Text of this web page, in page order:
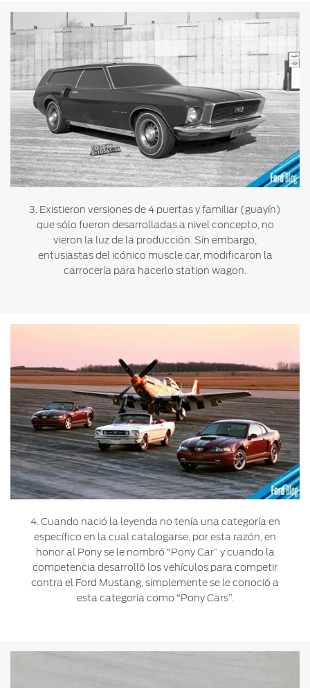
3. Existieron versiones de 4 puertas y familiar (guayín)
que sólo fueron desarrolladas a nivel concepto, no
vieron la luz de la producción. Sin embargo,
entusiastas del icónico muscle car, modificaron la
carrocería para hacerlo station wagon.
4. Cuando nació la leyenda no tenía una categoría en
específico en la cual catalogarse, por esta razón, en
honor al Pony se le nombró “Pony Car” y cuando la
competencia desarrolló los vehículos para competir
contra el Ford Mustang, simplemente se le conoció a
esta categoría como “Pony Cars”.